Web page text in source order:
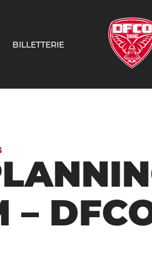
BILLETTERIE
–